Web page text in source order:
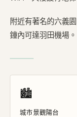
附近有著名的六義
鐘內可達羽田機場。
🏙️
城市景觀陽台